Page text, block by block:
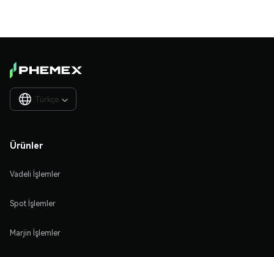
Türkçe 
Ürünler
Vadeli İşlemler
Spot İşlemler
Marjin İşlemler